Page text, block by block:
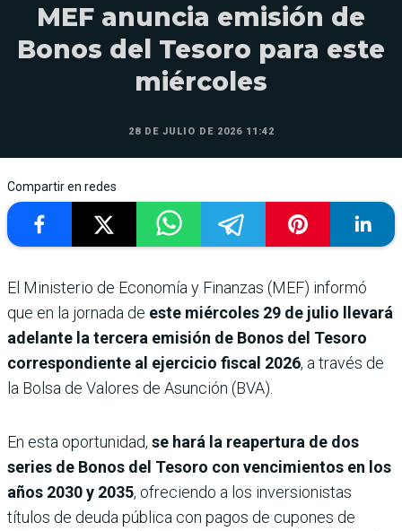
MEF anuncia emisión de
Bonos del Tesoro para este
miércoles
28 DE JULIO DE 2026 11:42
Compartir en redes
El Ministerio de Economía y Finanzas (MEF) informó
que en la jornada de este miércoles 29 de julio llevará
adelante la tercera emisión de Bonos del Tesoro
correspondiente al ejercicio fiscal 2026, a través de
la Bolsa de Valores de Asunción (BVA).
En esta oportunidad, se hará la reapertura de dos
series de Bonos del Tesoro con vencimientos en los
años 2030 y 2035, ofreciendo a los inversionistas
títulos de deuda pública con pagos de cupones de